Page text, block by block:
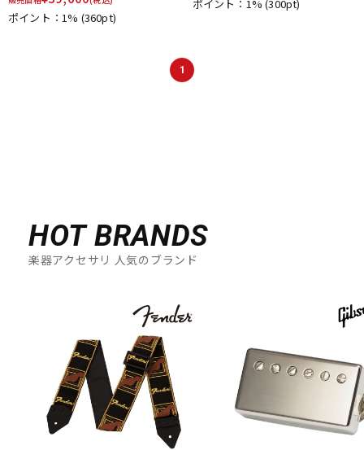
ポイント：1% (360pt)
ポイント：1%(300pt)
1
HOT BRANDS
楽器アクセサリ 人気のブランド